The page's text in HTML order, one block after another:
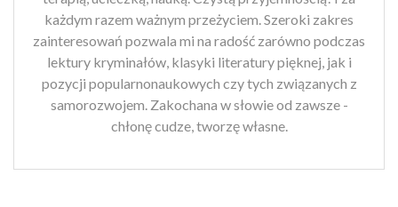
każdym razem ważnym przeżyciem. Szeroki zakres
zainteresowań pozwala mi na radość zarówno podczas
lektury kryminałów, klasyki literatury pięknej, jak i
pozycji popularnonaukowych czy tych związanych z
samorozwojem. Zakochana w słowie od zawsze -
chłonę cudze, tworzę własne.